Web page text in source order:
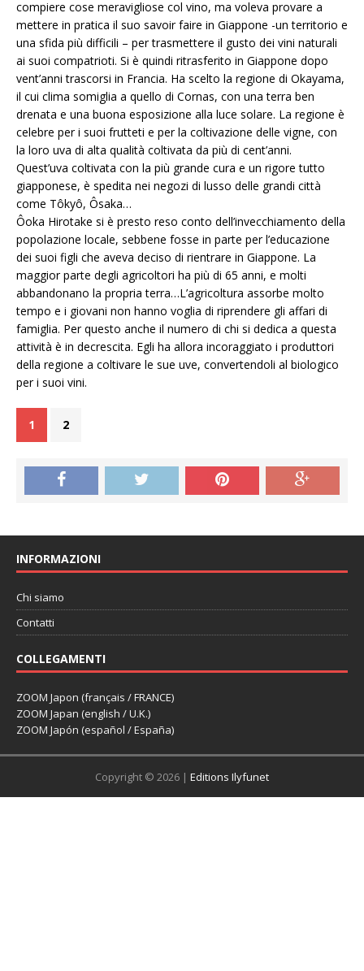
compiere cose meravigliose col vino, ma voleva provare a
mettere in pratica il suo savoir faire in Giappone -un territorio e
una sfida più difficili – per trasmettere il gusto dei vini naturali
ai suoi compatrioti. Si è quindi ritrasferito in Giappone dopo
vent’anni trascorsi in Francia. Ha scelto la regione di Okayama,
il cui clima somiglia a quello di Cornas, con una terra ben
drenata e una buona esposizione alla luce solare. La regione è
celebre per i suoi frutteti e per la coltivazione delle vigne, con
la loro uva di alta qualità coltivata da più di cent’anni.
Quest’uva coltivata con la più grande cura e un rigore tutto
giapponese, è spedita nei negozi di lusso delle grandi città
come Tôkyô, Ôsaka…
Ôoka Hirotake si è presto reso conto dell’invecchiamento della
popolazione locale, sebbene fosse in parte per l’educazione
dei suoi figli che aveva deciso di rientrare in Giappone. La
maggior parte degli agricoltori ha più di 65 anni, e molti
abbandonano la propria terra…L’agricoltura assorbe molto
tempo e i giovani non hanno voglia di riprendere gli affari di
famiglia. Per questo anche il numero di chi si dedica a questa
attività è in decrescita. Egli ha allora incoraggiato i produttori
della regione a coltivare le sue uve, convertendoli al biologico
per i suoi vini.
1 2
INFORMAZIONI
Chi siamo
Contatti
COLLEGAMENTI
ZOOM Japon (français / FRANCE)
ZOOM Japan (english / U.K.)
ZOOM Japón (español / España)
Copyright © 2026 | Editions Ilyfunet